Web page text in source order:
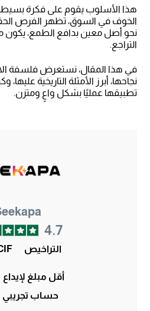
هذا الأسلوب يقوم على فكرة
الخوف في السوق، تظهر الفرص
نحو أصل معين بدافع الطمع، يكون
التراجع.
في هذا المقال، نستعرض فلسفة
نجاحها، أبرز الأمثلة التاريخية
تطبيقها عمليًا بشكل واعٍ ومتزن.
4.7
التراخيص
أقل مبلغ لإيداع
حساب تجريبي